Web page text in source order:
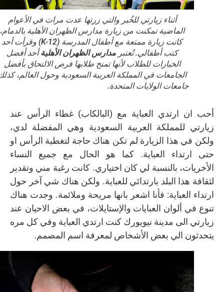
أثناء زيارتي للخُبر والتي زرتها عدت مرات في الأعوام
الماضية تمكنت من زيارة مدارس الظهران الأهلية بالدمام،
كانت زيارة ممتعة مع أطفال المدرسة (K-12) وقرأت أحد
كتب أطفالي. تُعتبرمدارس الظهران الأهليةأحد أفضل
الخيارات للطلاب لأنها تمنح طلابها فرص الالتحاق بأفضل
الجامعات في المملكة العربية السعودية وحول العالم،
جامعات الولايات المتحدة.
أحب ان ارتدي العباية مع (البالكاب) غطاء الرأس عند
زيارتي للمملكة العربية السعودية وهي المفضلة لدي،
ولكن في هذا الزيارة لم تكن هناك حاجة لتغطية الرأس او
حتى ارتداء العباية. كما هو الحال مع جميع النساء
الأخريات، بالنسبة لي كان اختياري. كانت رغبة مني وتقدير
لثقافة هذا البلد بارتدائي للعباية. ولكن هناك شي آخر حول
ارتداء العباية: فأنا اشعر بانها مريحة وملائمة. وجدت هناك
تنوع في ألوان العبايات والإستايلات، في بعض الاحيان عند
زيارتي الى مدينة نيويورك كنت ارتدي العباية وفي كل مره
يتحدثون الي بعض الأشخاص لمعرفة اسم المصمم.